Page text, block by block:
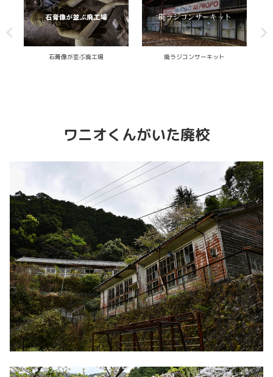
石打ロイヤルホテル 瀬戸内の廃医院
ワニオくんがいた廃校